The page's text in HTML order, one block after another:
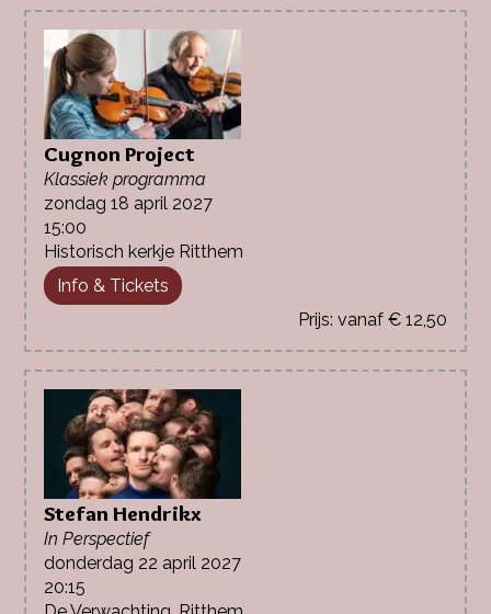
Cugnon Project
Klassiek programma
zondag 18 april 2027
15:00
Historisch kerkje Ritthem
Info & Tickets
vanaf € 12,50
Stefan Hendrikx
In Perspectief
donderdag 22 april 2027
20:15